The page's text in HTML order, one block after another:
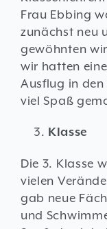
Frau Ebbing
zunächst neu
gewöhnten
wir hatten
Ausflug in
viel Spaß
Klasse
Die 3. Klasse
vielen
gab neue
und